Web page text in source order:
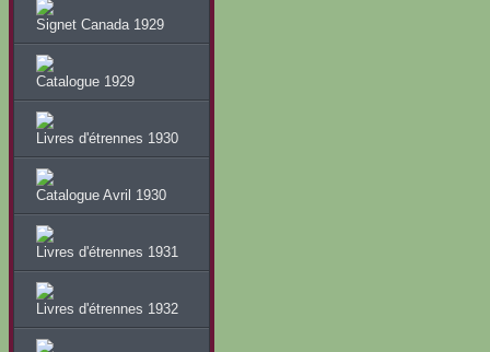
Signet Canada 1929
Catalogue 1929
Livres d'étrennes 1930
Catalogue Avril 1930
Livres d'étrennes 1931
Livres d'étrennes 1932